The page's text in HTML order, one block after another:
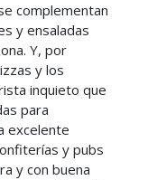
complementan
y ensaladas
Y, por
y los
inquieto que
para
excelente
y pubs
y con buena